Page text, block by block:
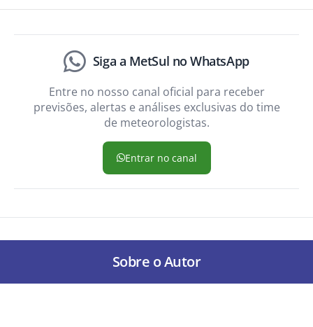
Siga a MetSul no WhatsApp
Entre no nosso canal oficial para receber
previsões, alertas e análises exclusivas do time
de meteorologistas.
Entrar no canal
Sobre o Autor